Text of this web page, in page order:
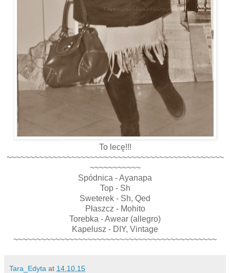
To lecę!!!
~~~~~~~~~~~~~~~~~~~~~~~~~~~~~~~~~~~~~~~~~~~~~~~
~~~~~~~~~~~
Spódnica - Ayanapa
Top - Sh
Sweterek - Sh, Qed
Płaszcz - Mohito
Torebka - Awear (allegro)
Kapelusz - DIY, Vintage
~~~~~~~~~~~~~~~~~~~~~~~~~~~~~~~~~~~~~~~~~~~~
Tara_Edyta at 14.10.15